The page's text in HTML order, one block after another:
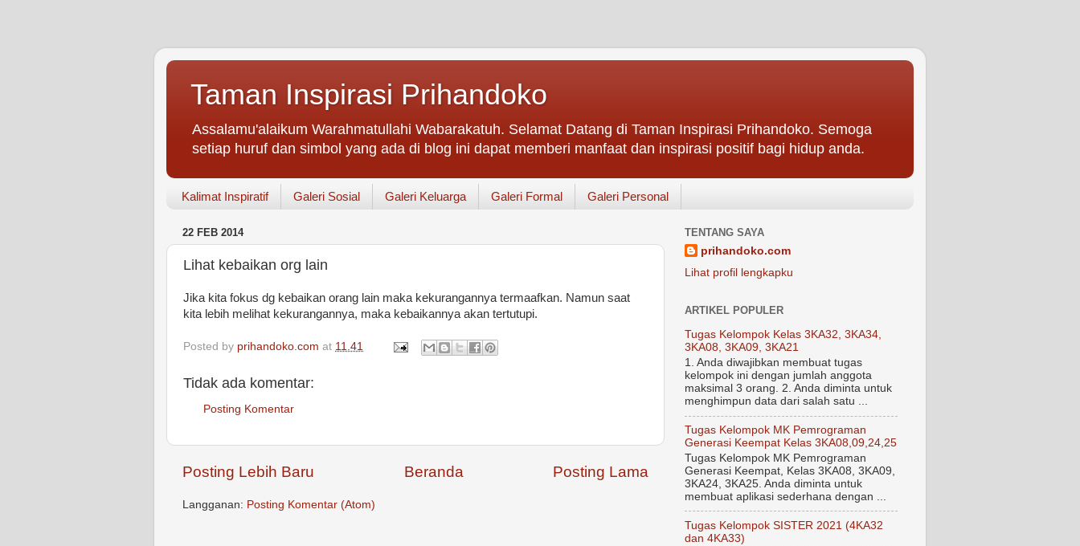
Taman Inspirasi Prihandoko
Assalamu'alaikum Warahmatullahi Wabarakatuh. Selamat Datang di Taman Inspirasi Prihandoko. Semoga
setiap huruf dan simbol yang ada di blog ini dapat memberi manfaat dan inspirasi positif bagi hidup anda.
Kalimat Inspiratif Galeri Sosial Galeri Keluarga Galeri Formal Galeri Personal
22 FEB 2014
Lihat kebaikan org lain
Jika kita fokus dg kebaikan orang lain maka kekurangannya termaafkan. Namun saat
kita lebih melihat kekurangannya, maka kebaikannya akan tertutupi.
Posted by prihandoko.com at 11.41
Tidak ada komentar:
Posting Komentar
Posting Lebih Baru Posting Lama
Beranda
Langganan: Posting Komentar (Atom)
TENTANG SAYA
prihandoko.com
Lihat profil lengkapku
ARTIKEL POPULER
Tugas Kelompok Kelas 3KA32, 3KA34,
3KA08, 3KA09, 3KA21
1. Anda diwajibkan membuat tugas
kelompok ini dengan jumlah anggota
maksimal 3 orang. 2. Anda diminta untuk
menghimpun data dari salah satu ...
Tugas Kelompok MK Pemrograman
Generasi Keempat Kelas 3KA08,09,24,25
Tugas Kelompok MK Pemrograman
Generasi Keempat, Kelas 3KA08, 3KA09,
3KA24, 3KA25. Anda diminta untuk
membuat aplikasi sederhana dengan ...
Tugas Kelompok SISTER 2021 (4KA32
dan 4KA33)